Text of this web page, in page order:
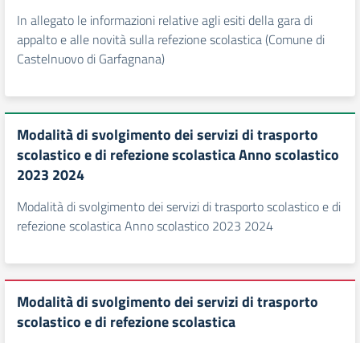
In allegato le informazioni relative agli esiti della gara di
appalto e alle novità sulla refezione scolastica (Comune di
Castelnuovo di Garfagnana)
Modalità di svolgimento dei servizi di trasporto
scolastico e di refezione scolastica Anno scolastico
2023 2024
Modalità di svolgimento dei servizi di trasporto scolastico e di
refezione scolastica Anno scolastico 2023 2024
Modalità di svolgimento dei servizi di trasporto
scolastico e di refezione scolastica